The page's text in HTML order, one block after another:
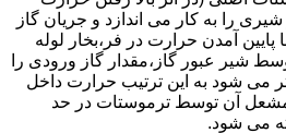
را به کار می اندازد و جریان گاز
آمدن حرارت در فر،بخار لوله
شیر عبور گاز،مقدار گاز ورودی را
می شود به این ترتیب حرارت داخل
آن توسط ترموستات در حد
می شود.